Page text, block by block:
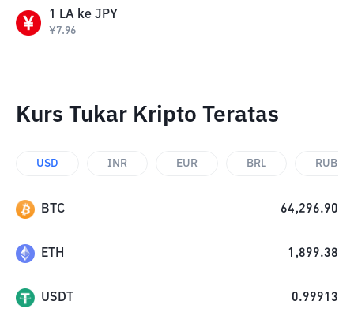
1 LA ke JPY
¥7.96
Kurs Tukar Kripto Teratas
USD INR EUR BRL RUB
BTC 64,296.90
ETH 1,899.38
USDT 0.99913